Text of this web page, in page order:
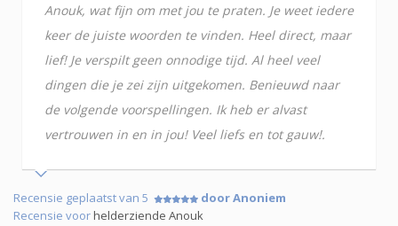
Anouk, wat fijn om met jou te praten. Je weet iedere
keer de juiste woorden te vinden. Heel direct, maar
lief! Je verspilt geen onnodige tijd. Al heel veel
dingen die je zei zijn uitgekomen. Benieuwd naar
de volgende voorspellingen. Ik heb er alvast
vertrouwen in en in jou! Veel liefs en tot gauw!.
Recensie geplaatst van 5
door Anoniem
Recensie voorhelderziende Anouk